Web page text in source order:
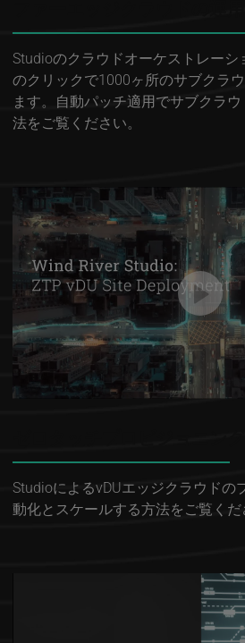
Studioのクラウドオーケストレーシ
のクリックで1000ヶ所のサブクラ
ます。自動パッチ適用でサブクラ
法をご覧ください。
StudioによるvDUエッジクラウドの
動化とスケールする方法をご覧くだ